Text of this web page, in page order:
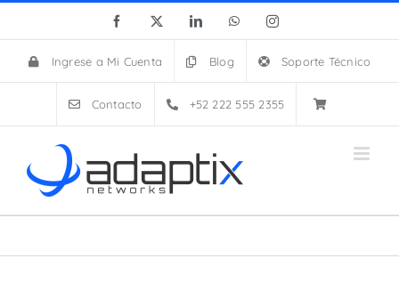
content
Facebook
X LinkedInWhatsAppInstagram
Ingrese a Mi Cuenta Blog Soporte Técnico
Contacto +52 222 555 2355